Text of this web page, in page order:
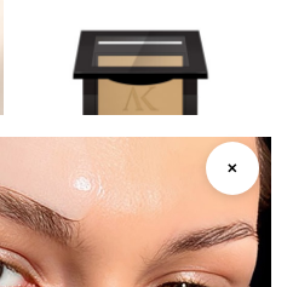
Compact Powder | Cipria
Compatta
✕